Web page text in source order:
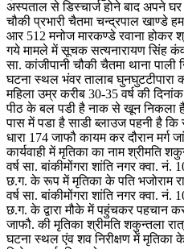
अस्पताल से डिस्चार्ज होने बाद अपने
चौकी प्रभारी चैतमा चन्द्रपाल खाण्डे
आर 512 मनोज मारकण्डे रवाना होकर
गये मामले में सूचक सत्यनारायण सिंह
सा. कांजीपानी चौकी चैतमा थाना
घटना स्थल भंवर तालाब घुनघुटटीपारा
महिला उम्र करीब 30-35 वर्ष की
पीठ के बल पडी है नाक से खून निकला
पास में पडा है साडी ब्लाउज पहनी है कि
धारा 174 जाफौ कायम कर दौरान मर्ग
कार्यवाही में मृतिका का नाम श्रीमति
वर्ष सा. बांकीमोंगरा शांति नगर क्वा. नं.
छ.ग. के रूप में मृतिका के पति भजोराम
वर्ष सा. बांकीमोंगरा शांति नगर क्वा. नं.
छ.ग. के द्वारा मौके में पहुंचकर पहचान
जाफौ. की मृतिका श्रीमति शकुन्तला
घटना स्थल एंव शव निरीक्षण में